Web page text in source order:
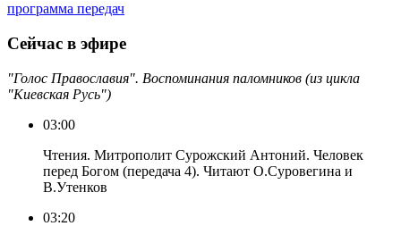
программа передач
Сейчас в эфире
"Голос Православия". Воспоминания паломников (из цикла
"Киевская Русь")
03:00
Чтения. Митрополит Сурожский Антоний. Человек
перед Богом (передача 4). Читают О.Суровегина и
В.Утенков
03:20